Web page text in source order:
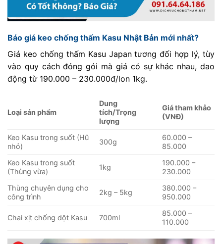
Báo giá keo chống thấm Kasu Nhật Bản mới nhất?
Giá keo chống thấm Kasu Japan tương đối hợp lý, tùy
vào quy cách đóng gói mà giá có sự khác nhau, dao
động từ 190.000 – 230.000đ/lon 1kg.
Loại sản phẩm
Dung
tích/Trọng
lượng
Giá tham khảo
(VNĐ)
Keo Kasu trong suốt (Hũ
nhỏ)
300g
60.000 –
85.000
Keo Kasu trong suốt
(Thùng vừa)
1kg
190.000 –
230.000
Thùng chuyên dụng cho
công trình
2kg – 5kg
380.000 –
950.000
Chai xịt chống dột Kasu 700ml
85.000 –
110.000